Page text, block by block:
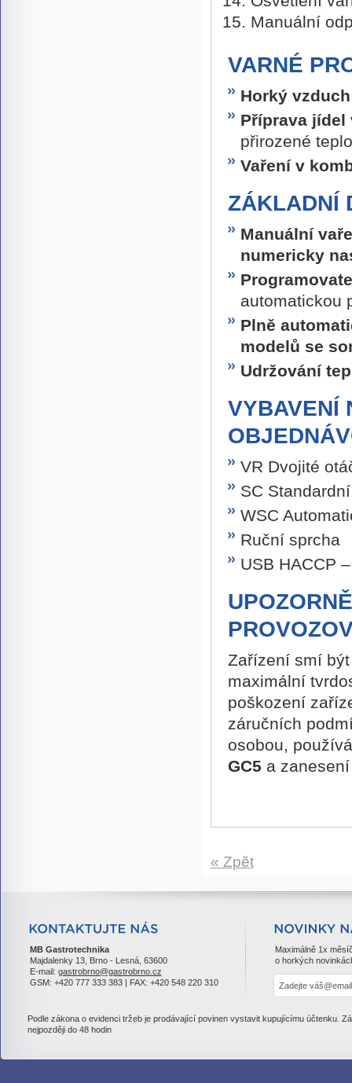
Manuální
VARNÉ
Horký
Příprava jídel
přirozené
Vaření v
ZÁKLADNÍ
Manuální
numericky
automatickou
Plně
modelů se
Udržování
VYBAVENÍ
VR Dvojité
SC
WSC
Ruční sprcha
USB HACCP
Zařízení smí
maximální
poškození
záručních
osobou,
GC5 a
« Zpět
MB Gastrotechnika
Majdalenky 13, Brno - Lesná, 63600
E-mail: gastrobrno@gastrobrno.cz
GSM: +420 777 333 383 | FAX: +420 548 220 310
Maximálně 1x
o horkých
Podle zákona o evidenci tržeb je prodávající povinen vystavit kupujícímu účtenku.
nejpozději do 48 hodin